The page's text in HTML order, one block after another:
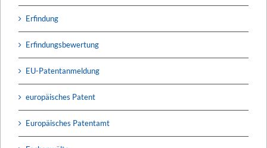
Erfindung
Erfindungsbewertung
EU-Patentanmeldung
europäisches Patent
Europäisches Patentamt